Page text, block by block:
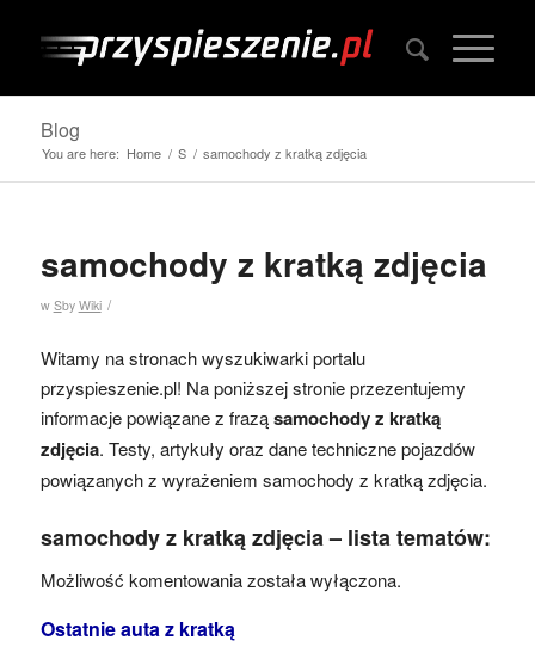
Blog
You are here: Home / S / samochody z kratką zdjęcia
samochody z kratką zdjęcia
w S /
by Wiki
Witamy na stronach wyszukiwarki portalu
przyspieszenie.pl! Na poniższej stronie przezentujemy
informacje powiązane z fraząsamochody z kratką
zdjęcia. Testy, artykuły oraz dane techniczne pojazdów
powiązanych z wyrażeniem samochody z kratką zdjęcia.
samochody z kratką zdjęcia – lista tematów:
Możliwość komentowania została wyłączona.
Ostatnie auta z kratką